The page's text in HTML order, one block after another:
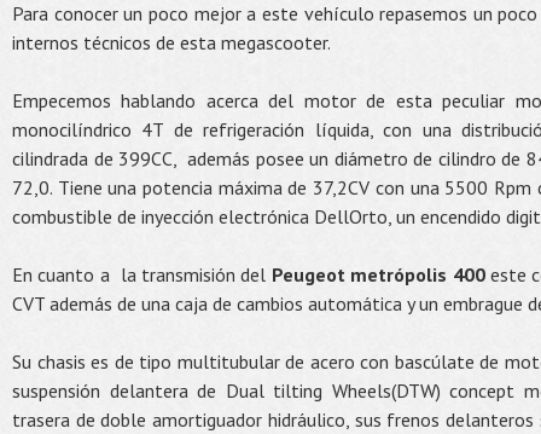
Para conocer un poco mejor a este vehículo repasemos un
internos técnicos de esta megascooter.
Empecemos hablando acerca del motor de esta peculiar
monocilíndrico 4T de refrigeración líquida, con una
cilindrada de 399CC, además posee un diámetro de cilindro de
72,0. Tiene una potencia máxima de 37,2CV con una 5500
combustible de inyección electrónica DellOrto, un encendido
En cuanto a la transmisión del Peugeot metrópolis 400este
CVT además de una caja de cambios automática y un embrague
Su chasis es de tipo multitubular de acero con bascúlate de
suspensión delantera de Dual tilting Wheels(DTW) concept
trasera de doble amortiguador hidráulico, sus frenos